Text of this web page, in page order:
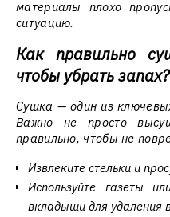
материалы плохо
ситуацию.
Как правильно
чтобы убрать запах?
Сушка — один из
Важно не просто
правильно, чтобы не
Извлеките стельки и
Используйте газеты
вкладыши для удаления